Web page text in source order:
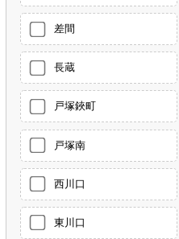
差間
長蔵
戸塚鋏町
戸塚南
西川口
東川口